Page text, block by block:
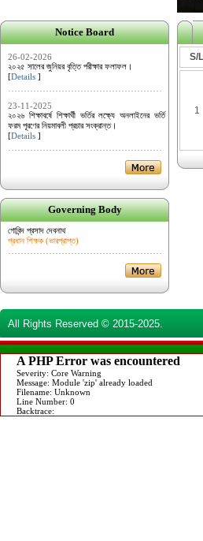
Notice Board
26-02-2026
২০২৫ সালের জুনিয়র বৃত্তি পরীক্ষার ফলাফল।
[Details ]
23-11-2025
২০২৬ শিক্ষাবর্ষে শিক্ষার্থী ভর্তির লক্ষ্যে অনলাইনের ভর্তি
ফরম পূরণের নিয়মাবলী প্রচার সংক্রান্ত।
[Details ]
Governing Body
গোবিন্দ প্রসাদ দেবনাথ
প্রধান শিক্ষক (ভারপ্রাপ্ত)
S/L
1
All Rights Reserved © 2015-2025.
A PHP Error was encountered
Severity: Core Warning
Message: Module 'zip' already loaded
Filename: Unknown
Line Number: 0
Backtrace: